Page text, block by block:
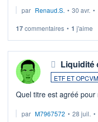
Investissement long
par Renaud.S. • 30 avr. •
17commentaires • 1 j'aime
Liquidité
ETF ET OPCVM
Quel titre est agréé
par M7967572 • 28 juil. •